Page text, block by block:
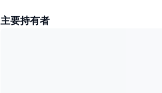
主要持有者